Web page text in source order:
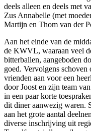
deels alleen en deels met
Zus Annabelle (met
Martijn en Thom van der
Aan het einde van de
de KWVL, waaraan veel
bitterballen, aangeboden
goed. Vervolgens schoven
vrienden aan voor een
door Joost en zijn team
in een paar korte
dit diner aanwezig waren.
aan het grote aantal
diverse inschrijving uit